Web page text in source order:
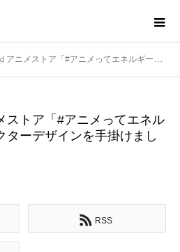
ア「#アニメってエネルギーだ」編のキャラクターデザインを手掛けました。
ストア「#アニメってエネル
ターデザインを手掛けまし
RSS